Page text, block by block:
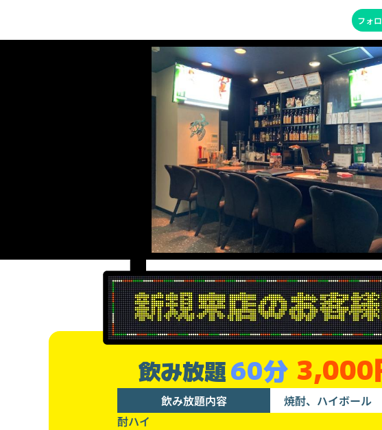
フォ
飲み放題60分 3,000
飲み放題内容
焼酎、ハイボール
酎ハイ